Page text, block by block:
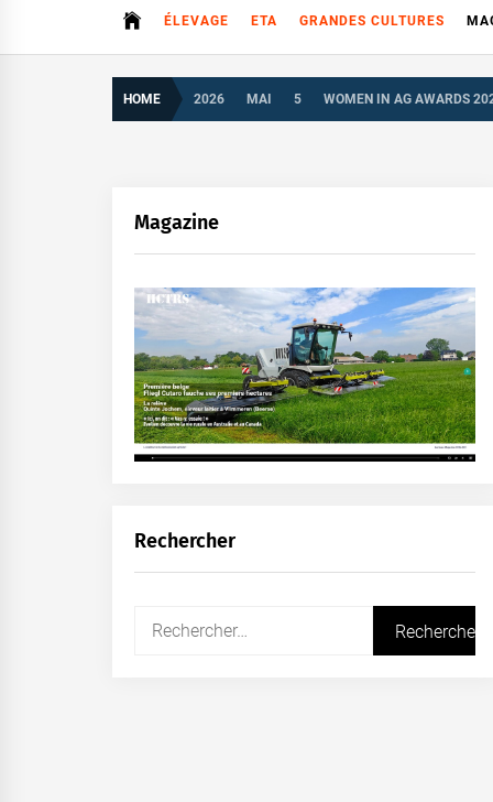
ÉLEVAGE ETA GRANDES CULTURES
HOME 2026 MAI 5 WOMEN IN AG AWARDS
Magazine
Rechercher